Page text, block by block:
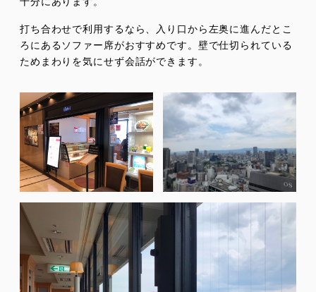
打ち合わせで利用するなら、入り口から左奥に進んだとこ
ろにあるソファー席がおすすめです。壁で仕切られている
ためまわりを気にせず会話ができます。